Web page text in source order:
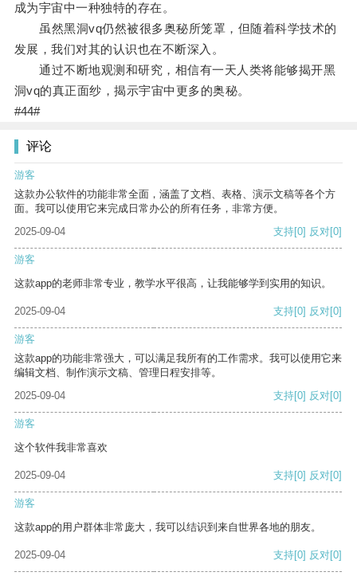
成为宇宙中一种独特的存在。
虽然黑洞vq仍然被很多奥秘所笼罩，但随着科学技术的
发展，我们对其的认识也在不断深入。
通过不断地观测和研究，相信有一天人类将能够揭开黑
洞vq的真正面纱，揭示宇宙中更多的奥秘。
#44#
评论
游客
这款办公软件的功能非常全面，涵盖了文档、表格、演示文稿等各个方
面。我可以使用它来完成日常办公的所有任务，非常方便。
2025-09-04
支持[0] 反对[0]
游客
这款app的老师非常专业，教学水平很高，让我能够学到实用的知识。
2025-09-04 支持[0] 反对[0]
游客
这款app的功能非常强大，可以满足我所有的工作需求。我可以使用它来
编辑文档、制作演示文稿、管理日程安排等。
2025-09-04
支持[0] 反对[0]
游客
这个软件我非常喜欢
2025-09-04 支持[0] 反对[0]
游客
这款app的用户群体非常庞大，我可以结识到来自世界各地的朋友。
2025-09-04 支持[0] 反对[0]